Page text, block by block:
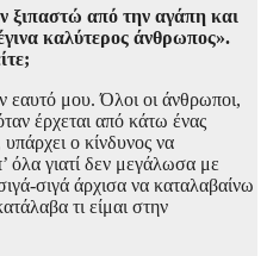
ξιπαστώ από την αγάπη και
καλύτερος άνθρωπος».
εαυτό μου. Όλοι οι άνθρωποι,
έρχεται από κάτω ένας
ο κίνδυνος να
όλα γιατί δεν μεγάλωσα με
σιγά άρχισα να καταλαβαίνω
τι είμαι στην